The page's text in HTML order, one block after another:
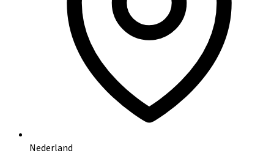
Nederland